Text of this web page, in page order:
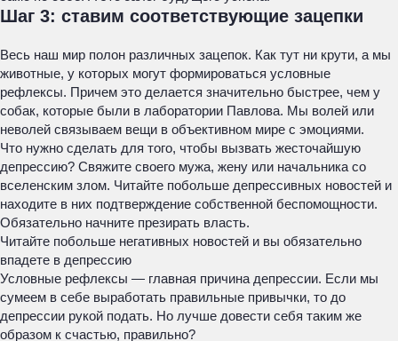
Шаг 3: ставим соответствующие зацепки
Весь наш мир полон различных зацепок. Как тут ни крути, а мы
животные, у которых могут формироваться условные
рефлексы. Причем это делается значительно быстрее, чем у
собак, которые были в лаборатории Павлова. Мы волей или
неволей связываем вещи в объективном мире с эмоциями.
Что нужно сделать для того, чтобы вызвать жесточайшую
депрессию? Свяжите своего мужа, жену или начальника со
вселенским злом. Читайте побольше депрессивных новостей и
находите в них подтверждение собственной беспомощности.
Обязательно начните презирать власть.
Читайте побольше негативных новостей и вы обязательно
впадете в депрессию
Условные рефлексы — главная причина депрессии. Если мы
сумеем в себе выработать правильные привычки, то до
депрессии рукой подать. Но лучше довести себя таким же
образом к счастью, правильно?